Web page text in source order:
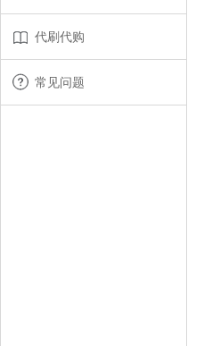
代刷代购
常见问题